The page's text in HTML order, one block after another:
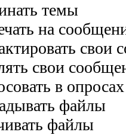
темы
на
свои
свои
в опросах
файлы
файлы